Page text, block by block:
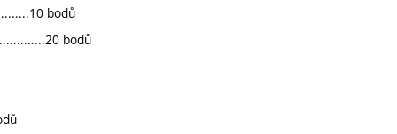
bodů
bodů